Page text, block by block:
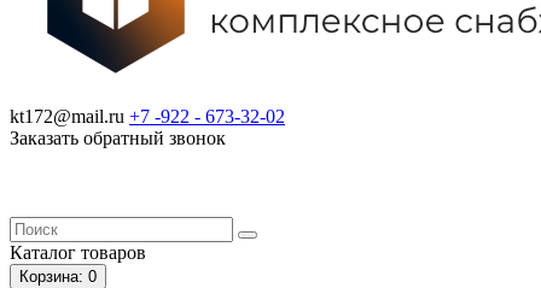
kt172@mail.ru +7 -922 - 673-32-02
Заказать обратный звонок
Каталог товаров
Корзина: 0